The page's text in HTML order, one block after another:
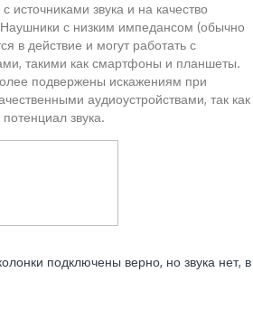
источниками звука и на качество
Наушники с низким импедансом (обычно
в действие и могут работать с
такими как смартфоны и планшеты.
подвержены искажениям при
аудиоустройствами, так как
звука.
подключены верно, но звука нет, в